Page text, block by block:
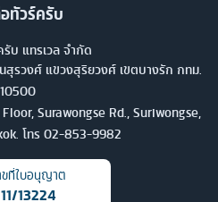
ทัวร์ครับ
บ แทรเวล จำกัด
สุรวงศ์ แขวงสุริยวงศ์ เขตบางรัก กทม.
10500
Surawongse Rd., Suriwongse,
โทร 02-853-9982
ขที่ใบอนุญาต
11/13224